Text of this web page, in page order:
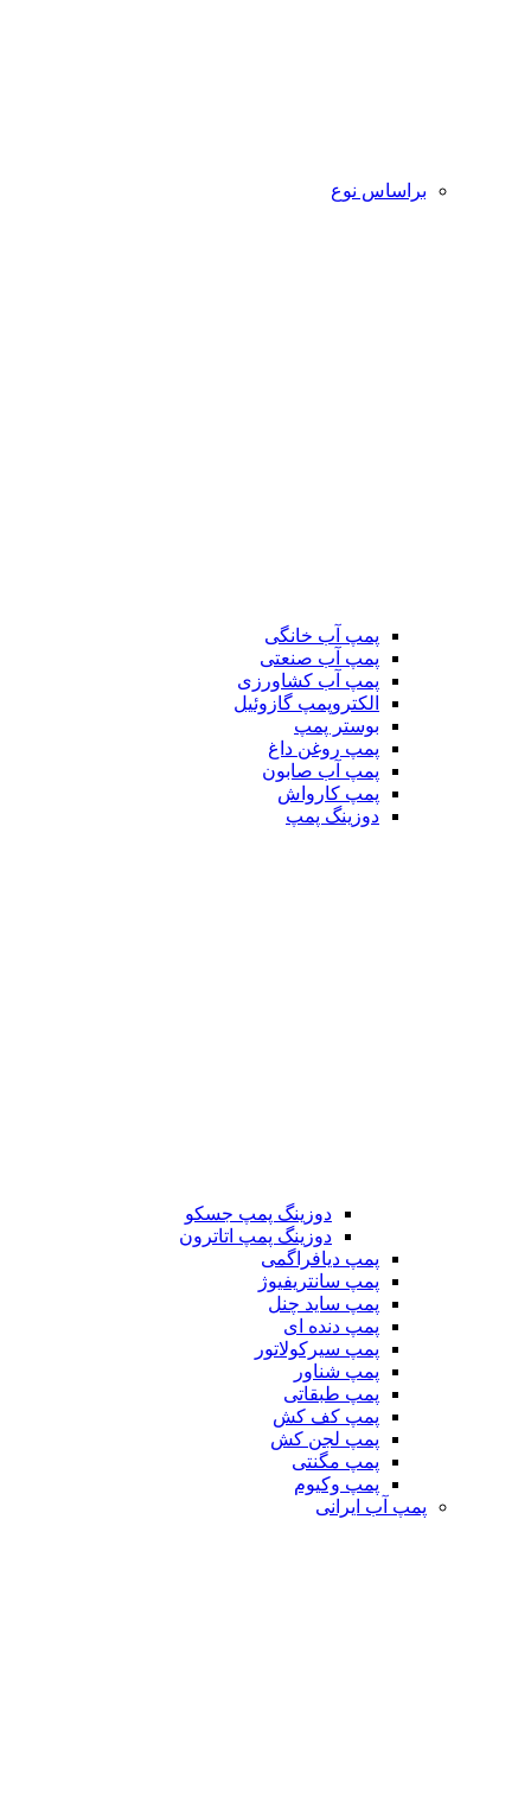
براساس نوع
پمپ آب خانگی
پمپ آب صنعتی
پمپ آب کشاورزی
الکتروپمپ گازوئیل
بوستر پمپ
پمپ روغن داغ
پمپ آب صابون
پمپ کارواش
دوزینگ پمپ
دوزینگ پمپ جسکو
دوزینگ پمپ اتاترون
پمپ دیافراگمی
پمپ سانتریفیوژ
پمپ ساید چنل
پمپ دنده ای
پمپ سیرکولاتور
پمپ شناور
پمپ طبقاتی
پمپ کف کش
پمپ لجن کش
پمپ مگنتی
پمپ وکیوم
پمپ آب ایرانی